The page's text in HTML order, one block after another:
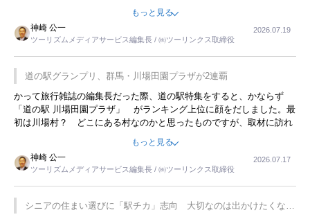
んてことは、冗談でもいえません。そんな中で、この企画展はタイム
もっと見る
神崎 公一
ツーリズムメディアサービス編集長 / ㈱ツーリンクス取締役
2026.07.19
道の駅グランプリ、群馬・川場田園プラザが2連覇
かって旅行雑誌の編集長だった際、道の駅特集をすると、かならず
「道の駅 川場田園プラザ」 がランキング上位に顔をだしました。最
初は川場村？ どこにある村なのかと思ったものですが、取材に訪れ
永井 彰一社長にインタビューしたら、興味深い話が次々が飛び出しま
した。プレゼンも巧みで、今でも思い出すことが２つあります。一つ
は、従業員に東京ディズニーランドを見学させ、サービス業、接客業
の何かを理解してもらっていることです。 もう一つは1800円もする
プレミアムヨーグルトを販売するにあたり、社内に懸念もあったそう
です。永井社長は、駐車場に都内ナンバーの高級外車が停まっている
ことに目をつけ、高級商品でも売れると確信したそうです。今回の記
もっと見る
神崎 公一
ツーリズムメディアサービス編集長 / ㈱ツーリンクス取締役
2026.07.17
シニアの住まい選びに「駅チカ」志向 大切なのは出かけたくなる